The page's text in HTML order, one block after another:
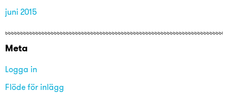
juni 2015
Meta
Logga in
Flöde för inlägg